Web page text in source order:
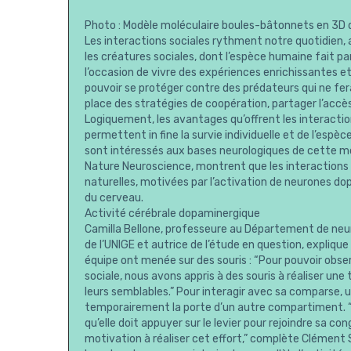
Photo : Modèle moléculaire boules-bâtonnets en 3D
Les interactions sociales rythment notre quotidien,
les créatures sociales, dont l’espèce humaine fait
l’occasion de vivre des expériences enrichissantes
pouvoir se protéger contre des prédateurs qui ne
place des stratégies de coopération, partager
Logiquement, les avantages qu’offrent les
permettent in fine la survie individuelle et de
sont intéressés aux bases neurologiques de cette
Nature Neuroscience, montrent que les
naturelles, motivées par l’activation de neurones
du cerveau.
Activité cérébrale dopaminergique
Camilla Bellone, professeure au Département de
de l’UNIGE et autrice de l’étude en question,
équipe ont menée sur des souris : “Pour pouvoir
sociale, nous avons appris à des souris à réaliser
leurs semblables.” Pour interagir avec sa
temporairement la porte d’un autre compartiment.
qu’elle doit appuyer sur le levier pour rejoindre sa
motivation à réaliser cet effort,” complète Clément